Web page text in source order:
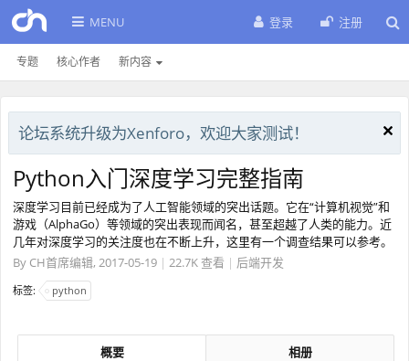
MENU
专题 核心作者 新内容
登录 注册
论坛系统升级为Xenforo，欢迎大家测试！
Python入门深度学习完整指南
深度学习目前已经成为了人工智能领域的突出话题。它在“计算机视觉”和
游戏（AlphaGo）等领域的突出表现而闻名，甚至超越了人类的能力。近
几年对深度学习的关注度也在不断上升，这里有一个调查结果可以参考。
By CH首席编辑, 2017-05-19 | 22.7K 查看 | 后端开发
标签: python
概要 相册